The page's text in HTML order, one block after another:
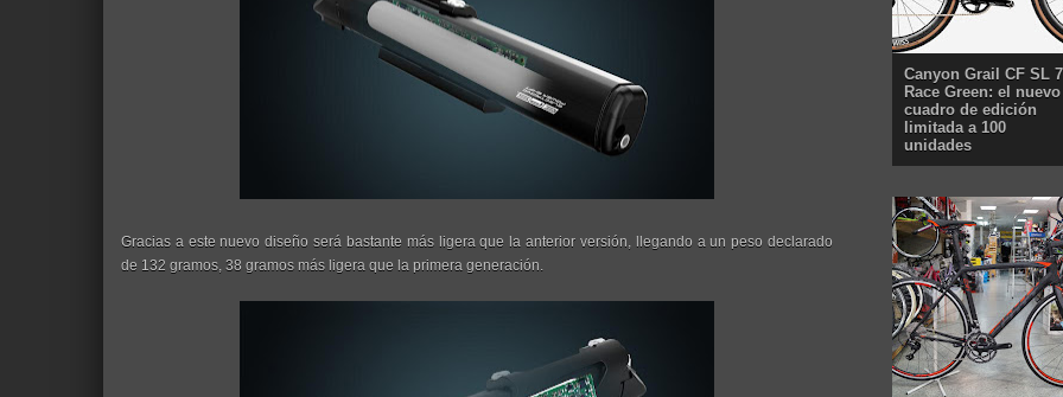
Gracias a este nuevo diseño será bastante más ligera que la anterior versión, llegando a un peso declarado
de 132 gramos, 38 gramos más ligera que la primera generación.
Canyon Grail CF SL 7
Race Green: el nuevo
cuadro de edición
limitada a 100
unidades